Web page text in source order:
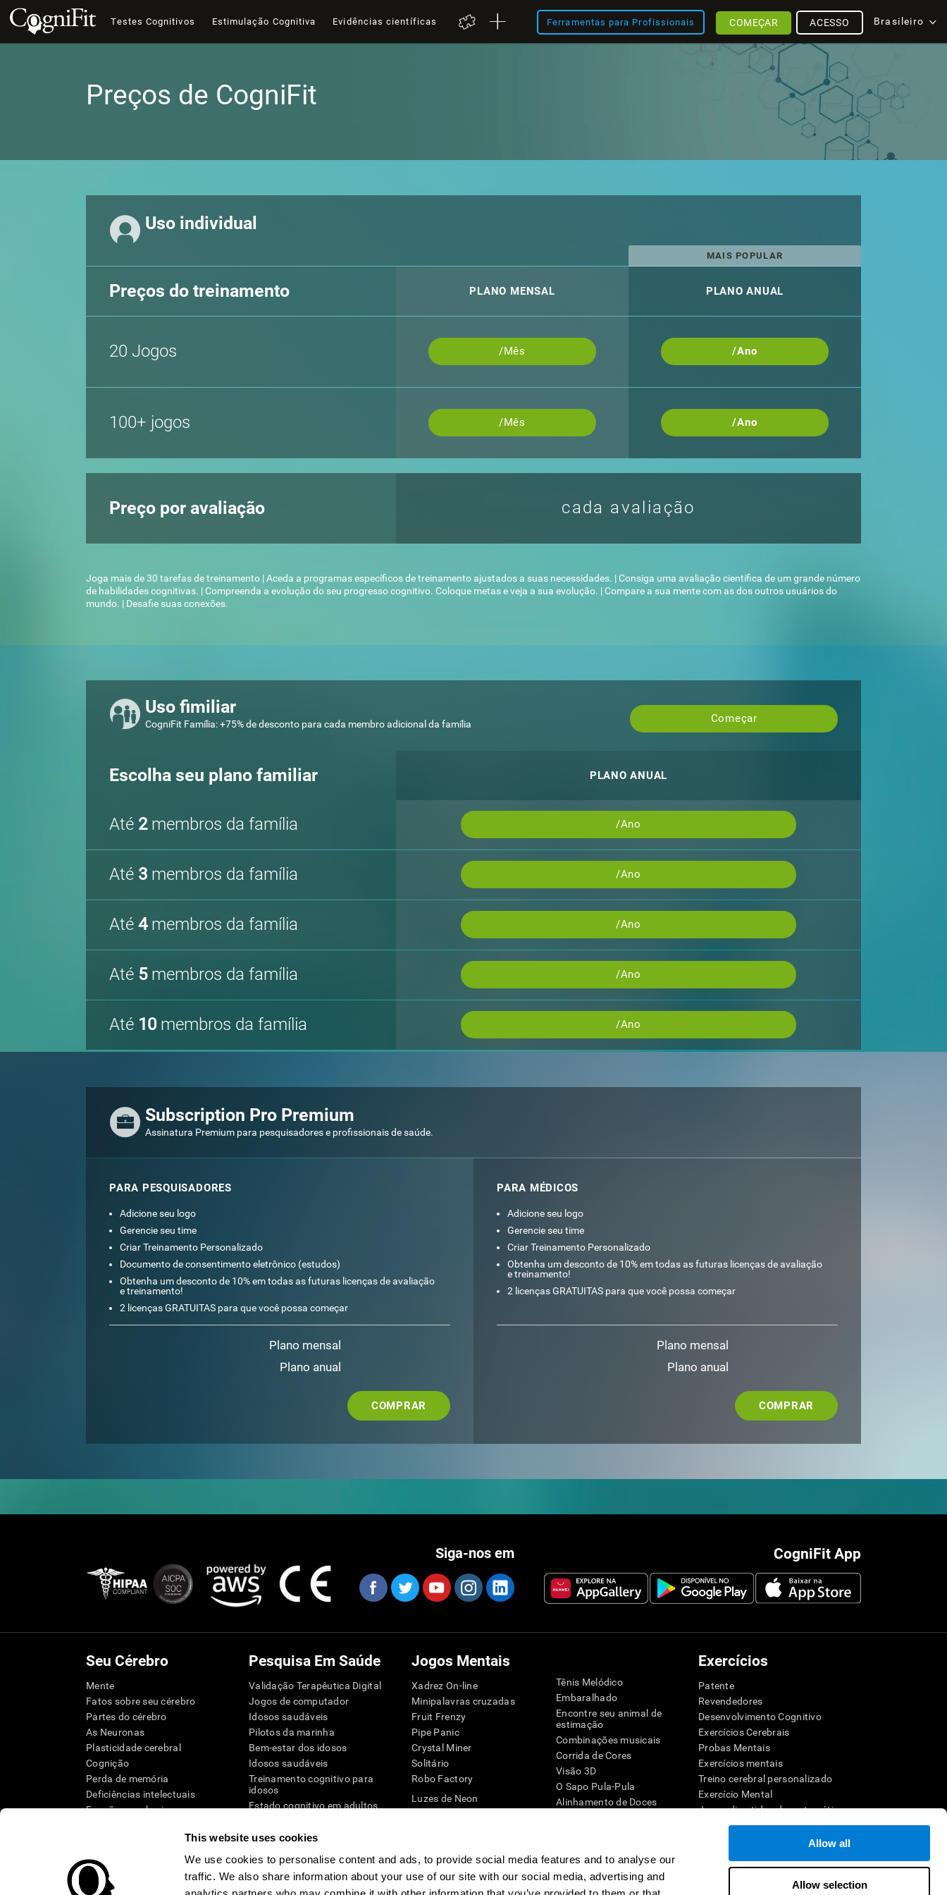
This website uses cookies
We use cookies to personalise content and ads, to provide social media features and to analyse our
traffic. We also share information about your use of our site with our social media, advertising and
Allow all
Allow selection
Testes Cognitivos Estimulação Cognitiva Evidências científicas Ferramentas para Profissionais Brasileiro
ACESSO
COMEÇAR
Preços de CogniFit
Uso individual
Preços do treinamento PLANO MENSAL
MAIS POPULAR
PLANO ANUAL
20 Jogos /Mês /Ano
100+ jogos /Mês /Ano
Preço por avaliação cada avaliação
Joga mais de 30 tarefas de treinamento | Aceda a programas específicos de treinamento ajustados a suas necessidades. | Consiga uma avaliação científica de um grande número
de habilidades cognitivas. | Compreenda a evolução do seu progresso cognitivo. Coloque metas e veja a sua evolução. | Compare a sua mente com as dos outros usuários do
mundo. | Desafie suas conexões.
Uso fimiliar
Começar
CogniFit Família: +75% de desconto para cada membro adicional da família
Escolha seu plano familiar PLANO ANUAL
Até 2membros da família /Ano
Até 3 membros da família /Ano
Até 4membros da família /Ano
Até 5membros da família /Ano
Até 10 membros da família /Ano
Subscription Pro Premium
Assinatura Premium para pesquisadores e profissionais de saúde.
PARA PESQUISADORES
Adicione seu logo
Gerencie seu time
Criar Treinamento Personalizado
Documento de consentimento eletrônico (estudos)
Obtenha um desconto de 10% em todas as futuras licenças de avaliação
e treinamento!
2 licenças GRATUITAS para que você possa começar
Plano mensal
Plano anual
COMPRAR
PARA MÉDICOS
Adicione seu logo
Gerencie seu time
Criar Treinamento Personalizado
Obtenha um desconto de 10% em todas as futuras licenças de avaliação
e treinamento!
2 licenças GRATUITAS para que você possa começar
Plano mensal
Plano anual
COMPRAR
CogniFit App
Siga-nos em
Seu Cérebro
Mente
Fatos sobre seu cérebro
Partes do cérebro
As Neuronas
Plasticidade cerebral
Cognição
Perda de memória
Deficiências intelectuais
Funções cerebrais
Pesquisa Em Saúde
Validação Terapêutica Digital
Jogos de computador
Idosos saudáveis
Pilotos da marinha
Bem-estar dos idosos
Idosos saudáveis
Treinamento cognitivo para
idosos
Estado cognitivo em adultos
Taxonomia SG4D
Jogos Mentais
Xadrez On-line
Minipalavras cruzadas
Fruit Frenzy
Pipe Panic
Crystal Miner
Solitário
Robo Factory
Luzes de Neon
Space Rescue
Números Loucos
Corrida de bolinhas de gude
Tênis Melódico
Embaralhado
Encontre seu animal de
estimação
Combinações musicais
Corrida de Cores
Visão 3D
O Sapo Pula-Pula
Alinhamento de Doces
Jogos de engenho
Jogos Online para a memória
Exercícios
Patente
Revendedores
Desenvolvimento Cognitivo
Exercícios Cerebrais
Probas Mentais
Exercícios mentais
Treino cerebral personalizado
Exercício Mental
Jogos divertidos de matemática
Compreensão de leitura
Teste de QI